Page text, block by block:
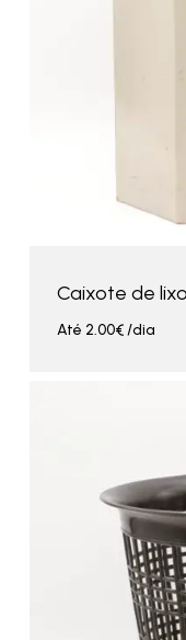
Caixote de
Até 2.00€/dia